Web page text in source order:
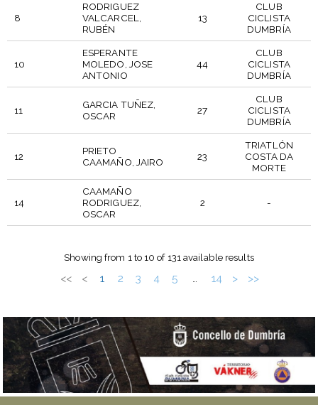
8
RODRIGUEZ
VALCARCEL,
RUBÉN
13
CLUB
CICLISTA
DUMBRÍA
10
ESPERANTE
MOLEDO, JOSE
ANTONIO
44
CLUB
CICLISTA
DUMBRÍA
11
GARCIA TUÑEZ,
OSCAR
27
CLUB
CICLISTA
DUMBRÍA
12
PRIETO
CAAMAÑO, JAIRO
23
TRIATLÓN
COSTA DA
MORTE
14
CAAMAÑO
RODRIGUEZ,
OSCAR
2 -
Showing from 1 to 10 of 131 available results
<< < 1 2 3 4 5 14 > >>